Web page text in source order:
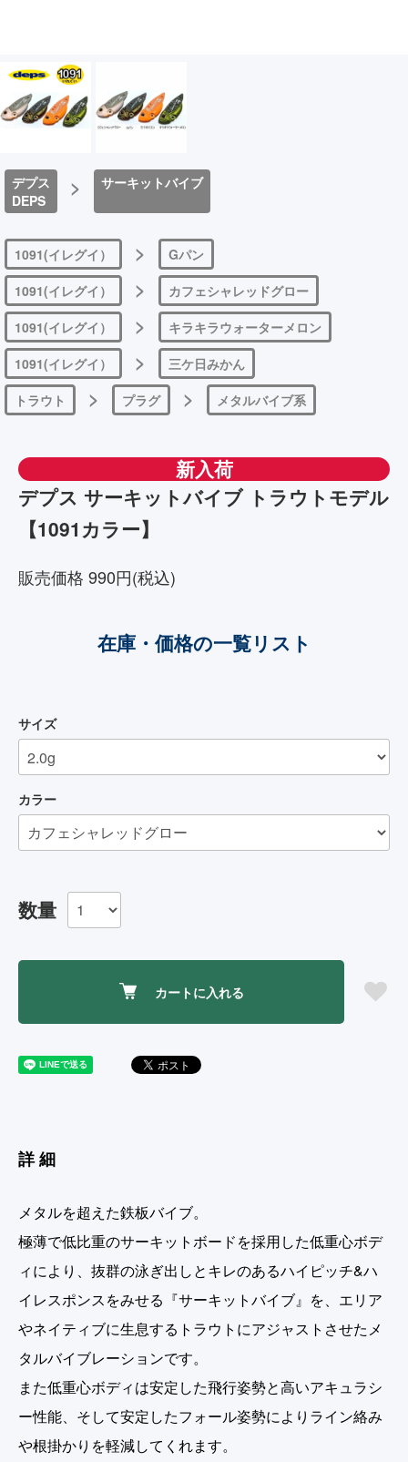
デプス
DEPS
> サーキットバイブ
1091(イレグイ） >
Gパン
1091(イレグイ）
>
カフェシャレッドグロー
1091(イレグイ）
>
キラキラウォーターメロン
1091(イレグイ）
>
三ケ日みかん
トラウト
> プラグ > メタルバイブ系
新入荷
デプス サーキットバイブ トラウトモデル
【1091カラー】
販売価格 990円(税込)
在庫・価格の一覧リスト
サイズ
カラー
数量
カートに入れる
詳細
メタルを超えた鉄板バイブ。
極薄で低比重のサーキットボードを採用した低重心ボデ
ィにより、抜群の泳ぎ出しとキレのあるハイピッチ&ハ
イレスポンスをみせる『サーキットバイブ』を、エリア
やネイティブに生息するトラウトにアジャストさせたメ
タルバイブレーションです。
また低重心ボディは安定した飛行姿勢と高いアキュラシ
ー性能、そして安定したフォール姿勢によりライン絡み
や根掛かりを軽減してくれます。